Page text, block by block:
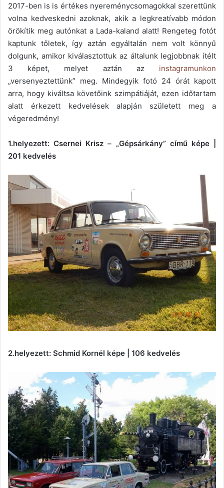
2017-ben is is értékes nyereménycsomagokkal szerettünk
volna kedveskedni azoknak, akik a legkreatívabb módon
örökítik meg autónkat a Lada-kaland alatt! Rengeteg fotót
kaptunk tőletek, így aztán egyáltalán nem volt könnyű
dolgunk, amikor kiválasztottuk az általunk legjobbnak ítélt
3 képet, melyet aztán az instagramunkon
„versenyeztettünk” meg. Mindegyik fotó 24 órát kapott
arra, hogy kiváltsa követőink szimpátiáját, ezen időtartam
alatt érkezett kedvelések alapján született meg a
végeredmény!
1.helyezett: Csernei Krisz – „Gépsárkány” című képe |
201 kedvelés
2.helyezett: Schmid Kornél képe | 106 kedvelés